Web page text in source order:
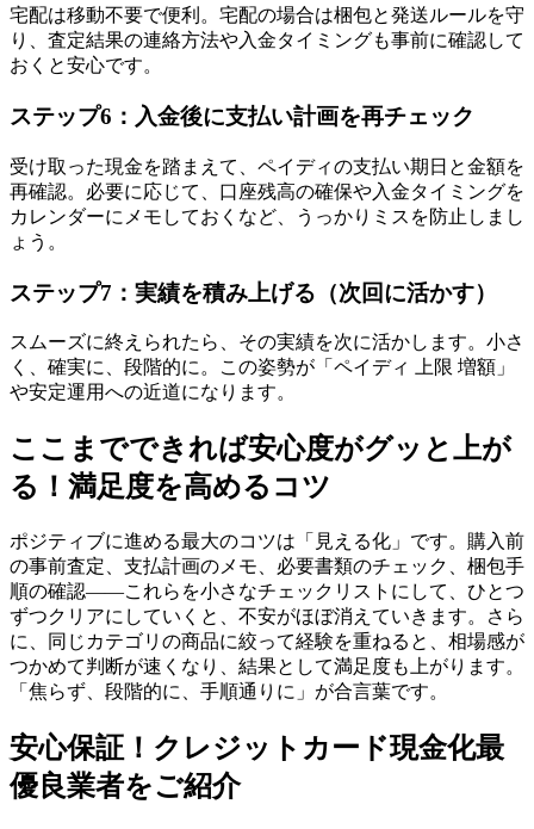
宅配は移動不要で便利。宅配の場合は梱包と発送ルールを守
り、査定結果の連絡方法や入金タイミングも事前に確認して
おくと安心です。
ステップ6：入金後に支払い計画を再チェック
受け取った現金を踏まえて、ペイディの支払い期日と金額を
再確認。必要に応じて、口座残高の確保や入金タイミングを
カレンダーにメモしておくなど、うっかりミスを防止しまし
ょう。
ステップ7：実績を積み上げる（次回に活かす）
スムーズに終えられたら、その実績を次に活かします。小さ
く、確実に、段階的に。この姿勢が「ペイディ 上限 増額」
や安定運用への近道になります。
ここまでできれば安心度がグッと上が
る！満足度を高めるコツ
ポジティブに進める最大のコツは「見える化」です。購入前
の事前査定、支払計画のメモ、必要書類のチェック、梱包手
順の確認——これらを小さなチェックリストにして、ひとつ
ずつクリアにしていくと、不安がほぼ消えていきます。さら
に、同じカテゴリの商品に絞って経験を重ねると、相場感が
つかめて判断が速くなり、結果として満足度も上がります。
「焦らず、段階的に、手順通りに」が合言葉です。
安心保証！クレジットカード現金化最
優良業者をご紹介